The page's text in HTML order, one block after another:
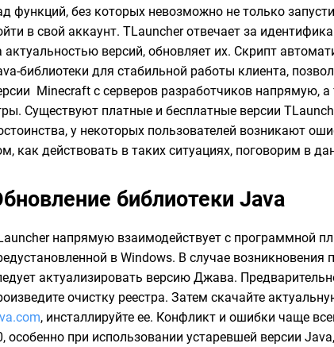
функций, без которых невозможно не только
в свой аккаунт. TLauncher отвечает за
актуальностью версий, обновляет их. Скрипт
библиотеки для стабильной работы клиента,
Minecraft с серверов разработчиков напрямую, а
Существуют платные и бесплатные версии
у некоторых пользователей возникают
как действовать в таких ситуациях, поговорим в
библиотеки Java
напрямую взаимодействует с программной
в Windows. В случае возникновения
актуализировать версию Джава.
очистку реестра. Затем скачайте
, инсталлируйте ее. Конфликт и ошибки чаще
особенно при использовании устаревшей версии